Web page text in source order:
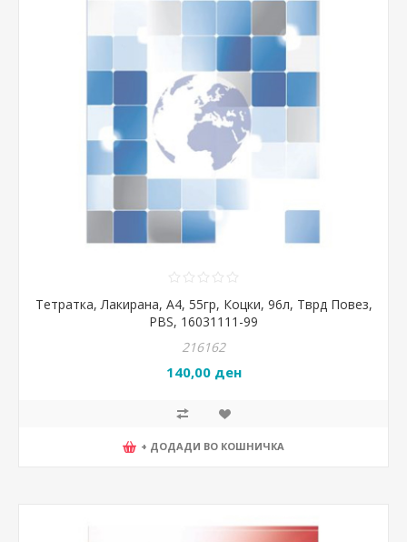
Тетратка, Лакирана, А4, 55гр, Коцки, 96л, Тврд Повез,
PBS, 16031111-99
216162
140,00 ден
+ ДОДАДИ ВО КОШНИЧКА